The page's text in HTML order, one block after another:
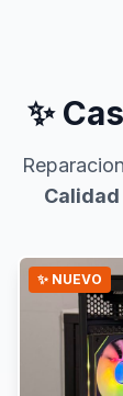
✨
✨ NUEVO